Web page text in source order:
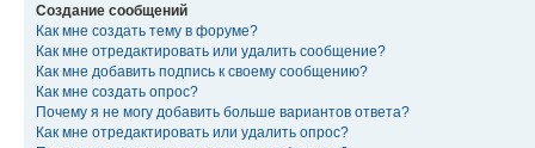
Создание сообщений
Как мне создать тему в форуме?
Как мне отредактировать или удалить сообщение?
Как мне добавить подпись к своему сообщению?
Как мне создать опрос?
Почему я не могу добавить больше вариантов ответа?
Как мне отредактировать или удалить опрос?